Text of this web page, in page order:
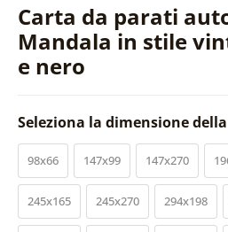
Carta da parati
Mandala in stile
e nero
Seleziona la dimensione
98x66 147x99 147x270
245x165 245x270 294x198